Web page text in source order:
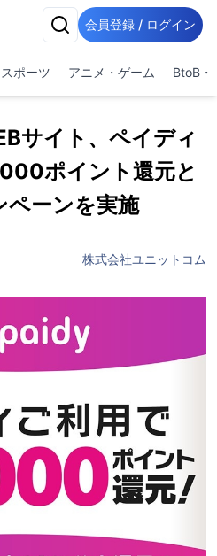
会員登録 / ログイン
スポーツ アニメ・ゲーム BtoB・
サイト、ペイディ
ポイント還元と
ペーンを実施
株式会社ユニットコム